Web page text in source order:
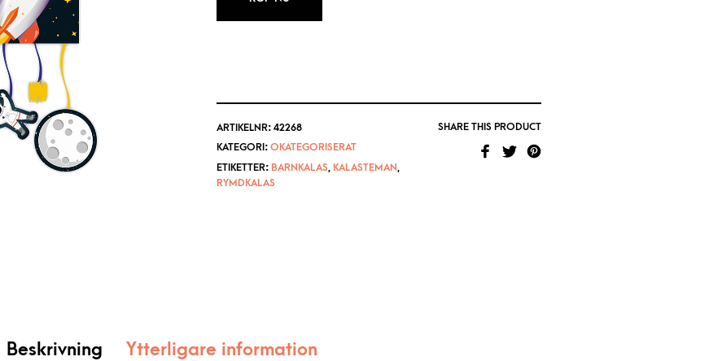
ARTIKELNR: 42268
KATEGORI: OKATEGORISERAT
ETIKETTER: BARNKALAS, KALASTEMAN,
RYMDKALAS
SHARE THIS PRODUCT
Beskrivning Ytterligare information